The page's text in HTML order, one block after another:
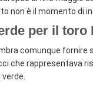
non è il momento di
per il toro
comunque fornire
che rappresentava